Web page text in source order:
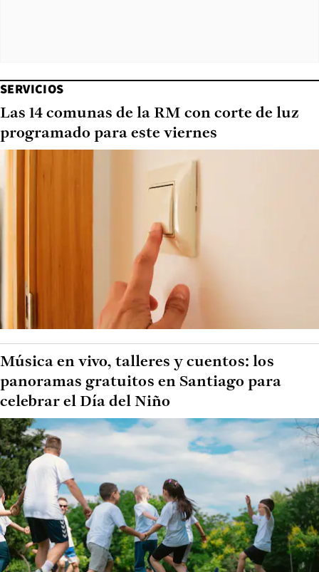
SERVICIOS
Las 14 comunas de la RM con corte de luz
programado para este viernes
Música en vivo, talleres y cuentos: los
panoramas gratuitos en Santiago para
celebrar el Día del Niño